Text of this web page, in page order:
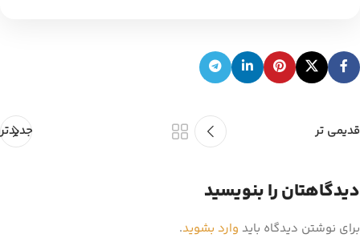
جدیدتر قدیمی تر
دیدگاهتان را بنویسید
برای نوشتن دیدگاه باید وارد بشوید.